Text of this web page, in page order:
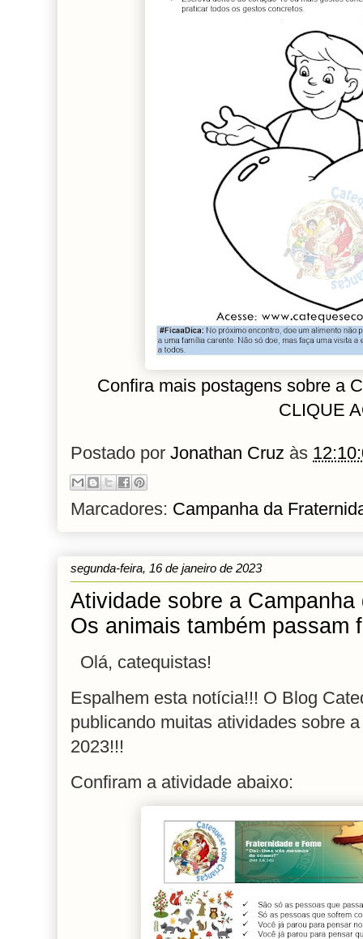
Confira mais postagens sobre a
CLIQUE
Postado por Jonathan Cruz às
Marcadores: Campanha da
segunda-feira, 16 de janeiro de 2023
Atividade sobre a
Os animais também passam
Olá, catequistas!
Espalhem esta notícia!!! O Blog
publicando muitas atividades sobre
2023!!!
Confiram a atividade abaixo: